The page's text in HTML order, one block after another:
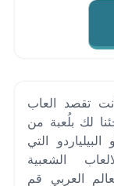
أنت تقصد العاب
لك بلُعبة من
البيلياردو التي
الشعبية
العربي قم